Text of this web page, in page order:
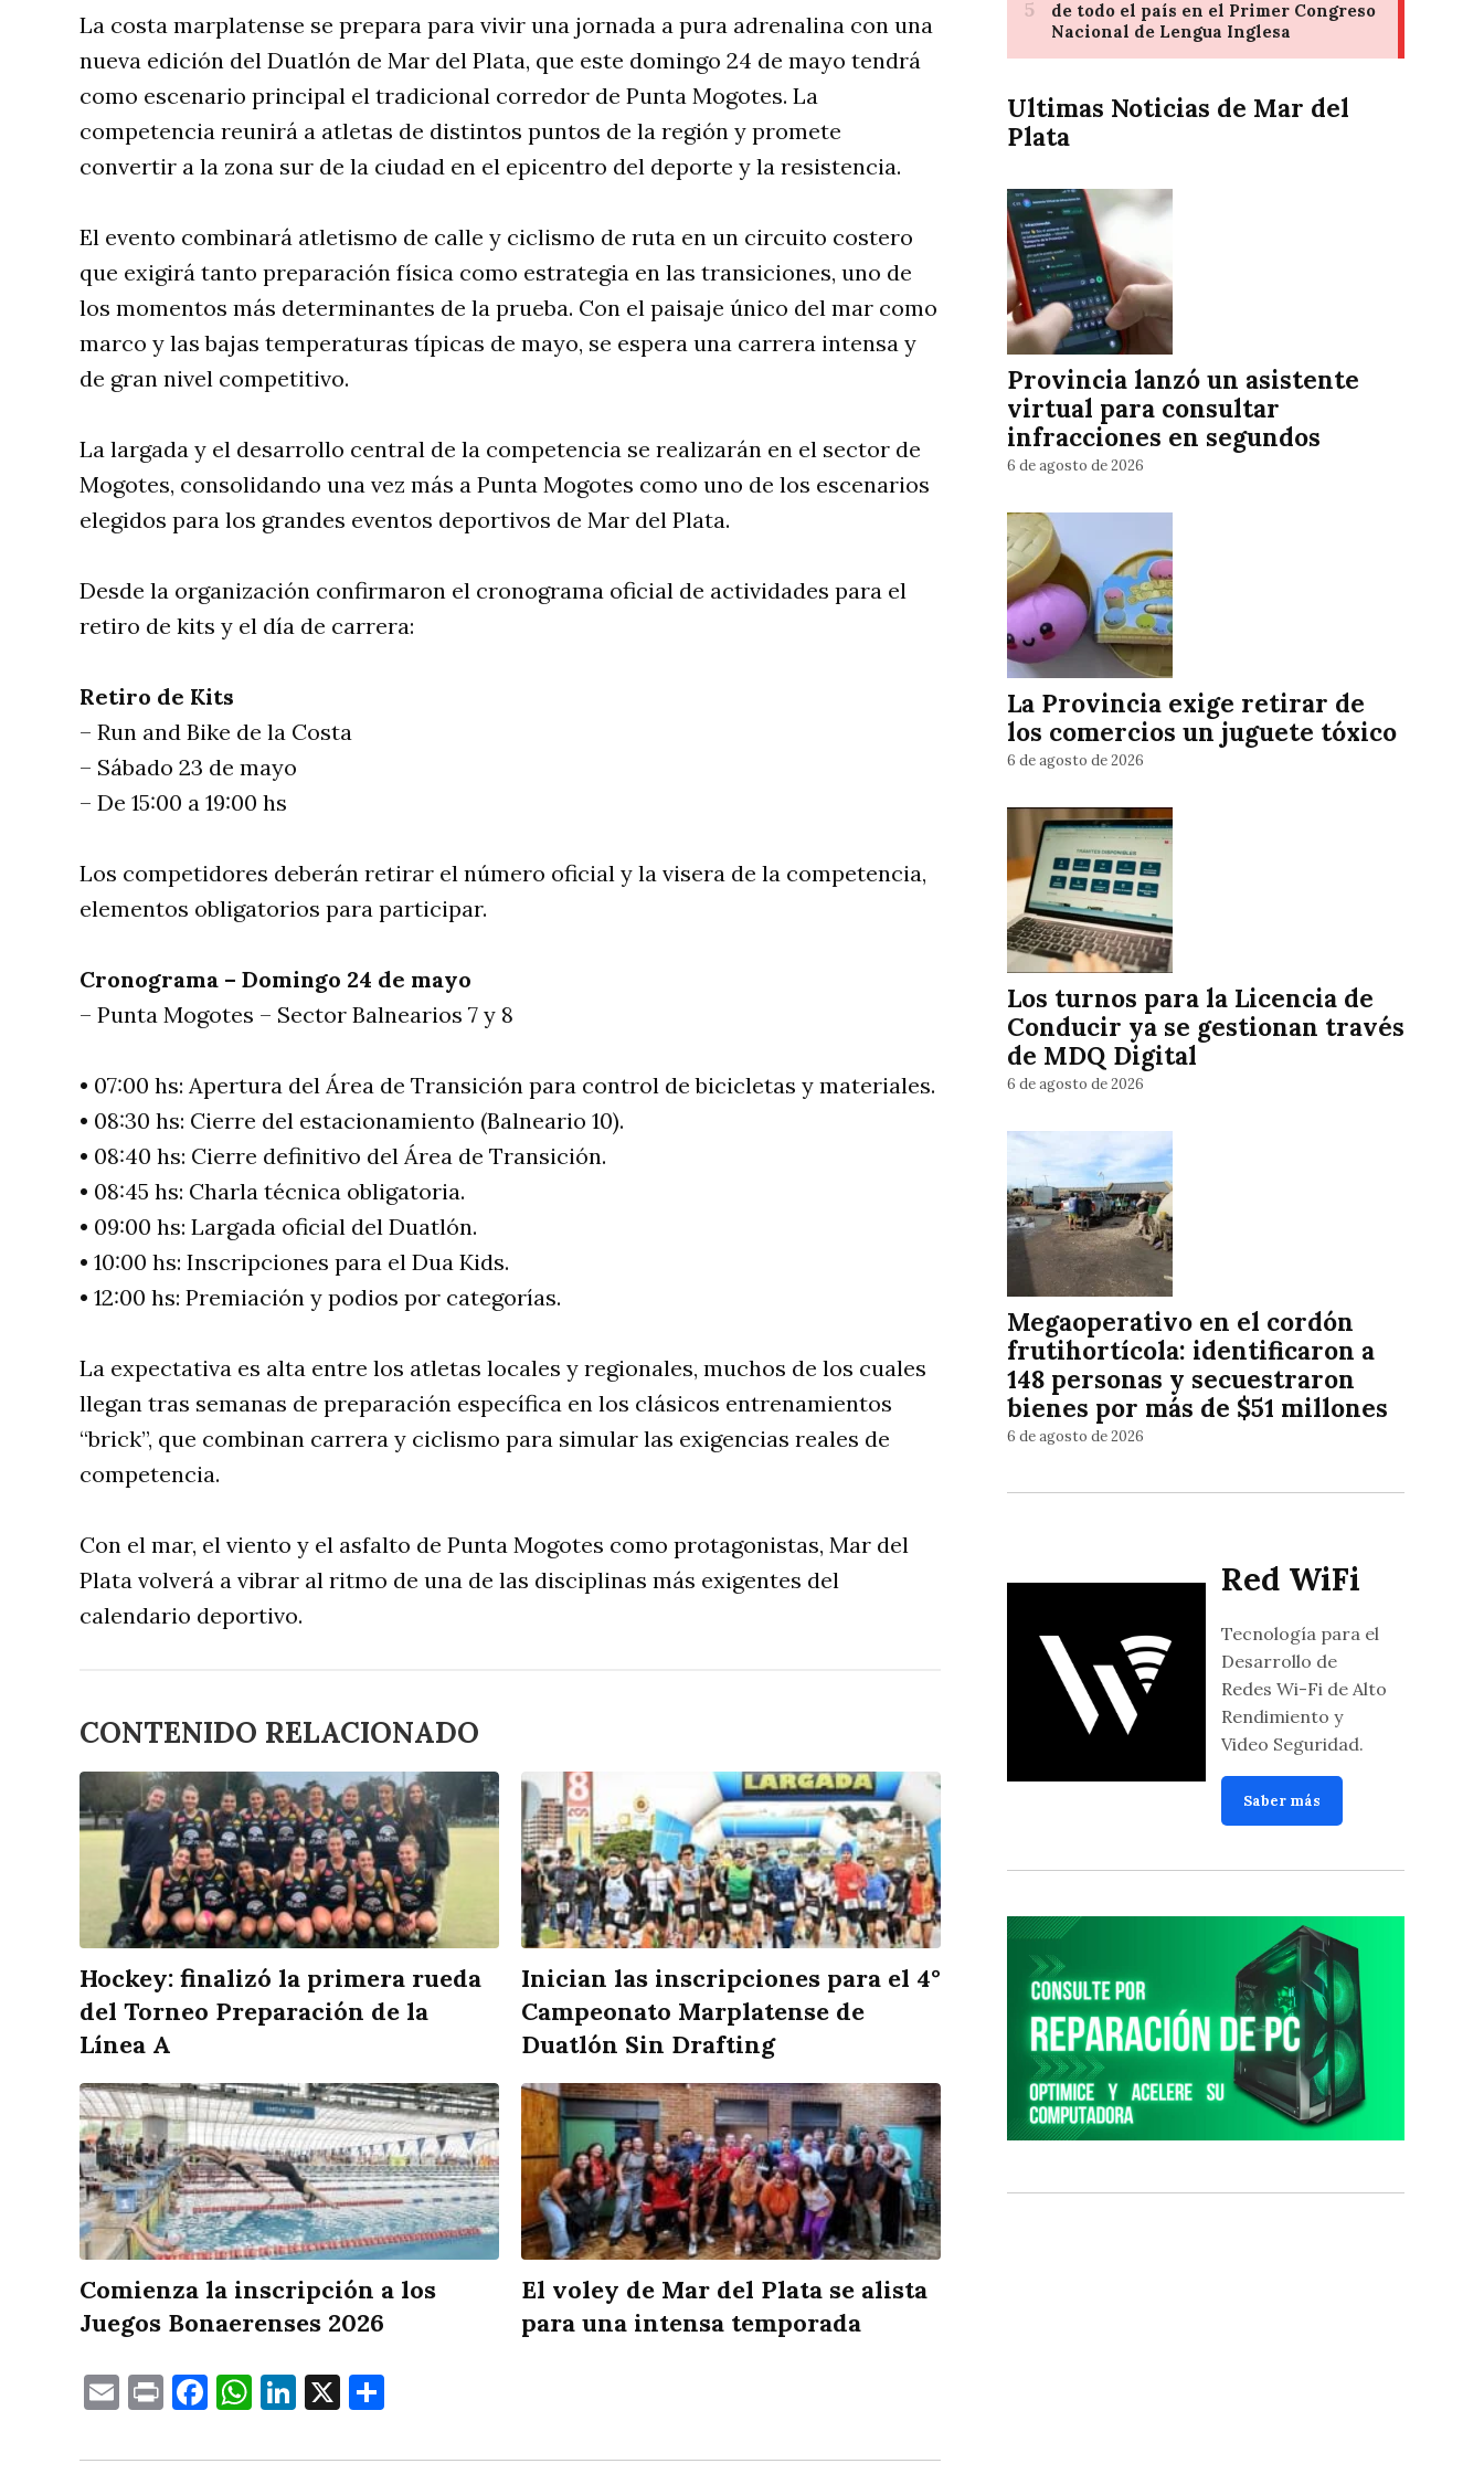
La costa marplatense se prepara para vivir una jornada a pura adrenalina con una
nueva edición del Duatlón de Mar del Plata, que este domingo 24 de mayo tendrá
como escenario principal el tradicional corredor de Punta Mogotes. La
competencia reunirá a atletas de distintos puntos de la región y promete
convertir a la zona sur de la ciudad en el epicentro del deporte y la resistencia.
El evento combinará atletismo de calle y ciclismo de ruta en un circuito costero
que exigirá tanto preparación física como estrategia en las transiciones, uno de
los momentos más determinantes de la prueba. Con el paisaje único del mar como
marco y las bajas temperaturas típicas de mayo, se espera una carrera intensa y
de gran nivel competitivo.
La largada y el desarrollo central de la competencia se realizarán en el sector de
Mogotes, consolidando una vez más a Punta Mogotes como uno de los escenarios
elegidos para los grandes eventos deportivos de Mar del Plata.
Desde la organización confirmaron el cronograma oficial de actividades para el
retiro de kits y el día de carrera:
Retiro de Kits
– Run and Bike de la Costa
– Sábado 23 de mayo
– De 15:00 a 19:00 hs
Los competidores deberán retirar el número oficial y la visera de la competencia,
elementos obligatorios para participar.
Cronograma – Domingo 24 de mayo
– Punta Mogotes – Sector Balnearios 7 y 8
• 07:00 hs: Apertura del Área de Transición para control de bicicletas y materiales.
• 08:30 hs: Cierre del estacionamiento (Balneario 10).
• 08:40 hs: Cierre definitivo del Área de Transición.
• 08:45 hs: Charla técnica obligatoria.
• 09:00 hs: Largada oficial del Duatlón.
• 10:00 hs: Inscripciones para el Dua Kids.
• 12:00 hs: Premiación y podios por categorías.
La expectativa es alta entre los atletas locales y regionales, muchos de los cuales
llegan tras semanas de preparación específica en los clásicos entrenamientos
“brick”, que combinan carrera y ciclismo para simular las exigencias reales de
competencia.
Con el mar, el viento y el asfalto de Punta Mogotes como protagonistas, Mar del
Plata volverá a vibrar al ritmo de una de las disciplinas más exigentes del
calendario deportivo.
CONTENIDO RELACIONADO
Hockey: finalizó la primera rueda
del Torneo Preparación de la
Línea A
Inician las inscripciones para el 4°
Campeonato Marplatense de
Duatlón Sin Drafting
Comienza la inscripción a los
Juegos Bonaerenses 2026
El voley de Mar del Plata se alista
para una intensa temporada
EmailPrintFacebook
WhatsApp
LinkedIn
X
Ultimas Noticias de Mar del
Plata
Provincia lanzó un asistente
virtual para consultar
infracciones en segundos
6 de agosto de 2026
La Provincia exige retirar de
los comercios un juguete tóxico
6 de agosto de 2026
Los turnos para la Licencia de
Conducir ya se gestionan través
de MDQ Digital
6 de agosto de 2026
Megaoperativo en el cordón
frutihortícola: identificaron a
148 personas y secuestraron
bienes por más de $51 millones
6 de agosto de 2026
Red WiFi
Tecnología para el
Desarrollo de
Redes Wi-Fi de Alto
Rendimiento y
Video Seguridad.
Saber más